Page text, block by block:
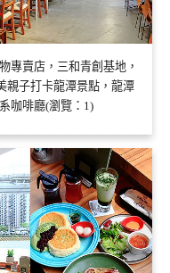
專賣店，三和青創基地，
親子打卡龍潭景點，龍潭
咖啡廳(瀏覽：1)